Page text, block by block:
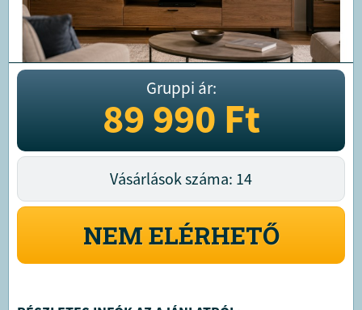
Gruppi ár:
89 990Ft
Vásárlások száma: 14
NEM ELÉRHETŐ